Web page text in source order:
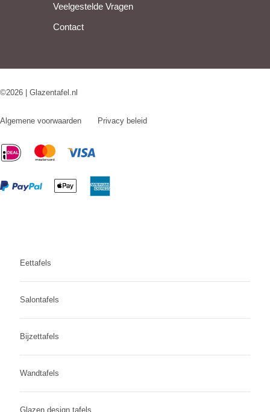
Veelgestelde Vragen
Contact
©2026 | Glazentafel.nl
Algemene voorwaarden Privacy beleid
Eettafels
Salontafels
Bijzettafels
Wandtafels
Glazen design tafels